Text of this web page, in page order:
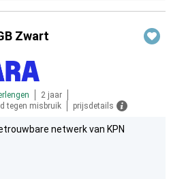
Zwart
2 jaar
tegen misbruik
prijsdetails
netwerk van KPN